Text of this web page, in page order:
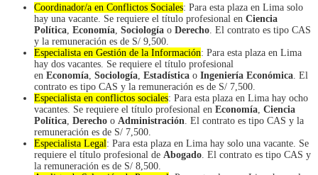
Coordinador/a en Conflictos Sociales: Para esta plaza en Lima solo
hay una vacante. Se requiere el título profesional en Ciencia
Política Economía Sociología o Derecho . El contrato es tipo CAS
y la remuneración es de S/ 9,500.
Especialista en Gestión de la Información: Para esta plaza en Lima
hay dos vacantes. Se requiere el título profesional
en Economía Sociología Estadística o Ingeniería Económica . El
contrato es tipo CAS y la remuneración es de S/ 7,500.
Especialista en conflictos sociales: Para esta plaza en Lima hay ocho
vacantes. Se requiere el título profesional en Economía Ciencia
Política Derecho o Administración . El contrato es tipo CAS y la
remuneración es de S/ 7,500.
Especialista Legal: Para esta plaza en Lima hay solo una vacante. Se
requiere el título profesional de Abogado . El contrato es tipo CAS y
la remuneración es de S/ 8,500.